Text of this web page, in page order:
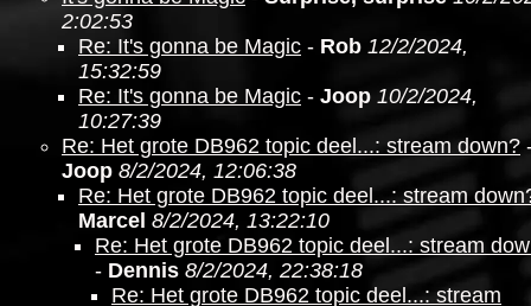
2:02:53
Re: It's gonna be Magic - Rob 12/2/2024,
15:32:59
Re: It's gonna be Magic - Joop 10/2/2024,
10:27:39
Re: Het grote DB962 topic deel...: stream down?
Joop 8/2/2024, 12:06:38
Re: Het grote DB962 topic deel...: stream
Marcel 8/2/2024, 13:22:10
Re: Het grote DB962 topic deel...: stream
- Dennis 8/2/2024, 22:38:18
Re: Het grote DB962 topic deel...: stream